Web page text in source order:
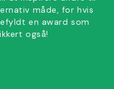
måde, for hvis
en award som
også!